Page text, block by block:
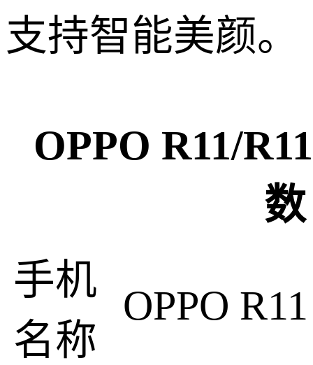
支持智能美颜。
OPPO R11/
数
手机
名称
OPPO R11